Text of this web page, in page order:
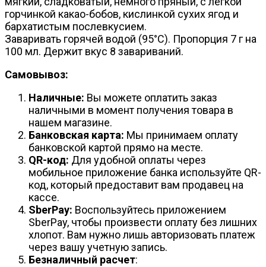
горчинкой какао-бобов, кислинкой сухих ягод и
бархатистым послевкусием.
Заваривать горячей водой (95°С). Пропорция 7 г на
100 мл. Держит вкус 8 завариваний.
Самовывоз:
Наличные: Вы можете оплатить заказ
наличными в момент получения товара в
нашем магазине.
Банковская карта: Мы принимаем оплату
банковской картой прямо на месте.
QR-код: Для удобной оплаты через
мобильное приложение банка используйте QR-
код, который предоставит вам продавец на
кассе.
SberPay: Воспользуйтесь приложением
SberPay, чтобы произвести оплату без лишних
хлопот. Вам нужно лишь авторизовать платеж
через вашу учетную запись.
Безналичный расчет: